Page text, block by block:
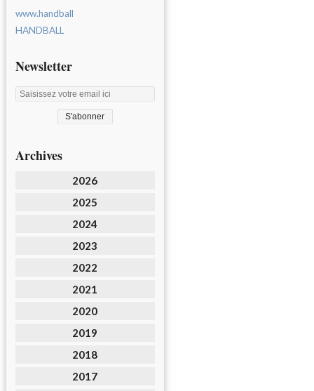
www.handball
HANDBALL
Newsletter
Archives
2026
2025
2024
2023
2022
2021
2020
2019
2018
2017